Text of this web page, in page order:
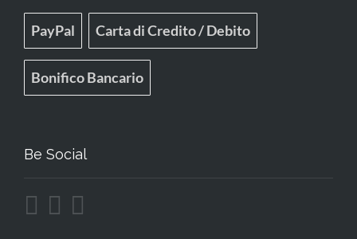
PayPal Carta di Credito / Debito
Bonifico Bancario
Be Social